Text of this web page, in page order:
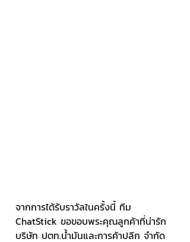
จากการได้รับราวัลในครั้งนี้ ทีม
ChatStick ขอขอบพระคุณลูกค้าที่น่ารัก
บริษัท ปตท.น้ำมันและการค้าปลีก จำกัด